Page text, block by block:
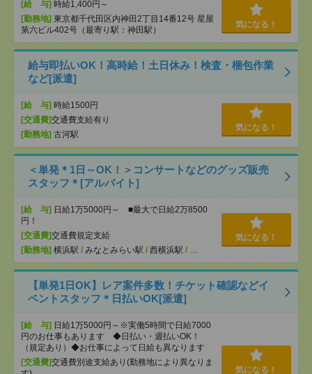
[給 与] 時給1,400円～
[勤務地] 東京都千代田区内神田2丁目14番12号 星屋
第六ビル402号（最寄り駅：神田駅）
気になる！
給与即払いOK！高時給！土日休み！検査・梱包作業
など[派遣]
[給 与] 時給1500円
[交通費]交通費支給有り
[勤務地] 古河駅
気になる！
＜単発＊1日～OK！＞コンサートなどのグッズ販売
スタッフ＊[アルバイト]
[給 与] 日給1万5000円～ ■最大で日給2万8500
円！
[交通費]交通費規定支給
[勤務地] 横浜駅 / みなとみらい駅 / 西横浜駅 / …
気になる！
【単発1日OK】レア案件多数！チケット確認などイ
ベントスタッフ＊日払いOK[派遣]
[給 与] 日給1万5000円～※実働5時間で日給7000
円のお仕事もあります ◆日払い・週払いOK！
（規定あり）◆お仕事によって日給も異なります
[交通費]交通費別途支給あり(勤務地により異なりま
気になる！